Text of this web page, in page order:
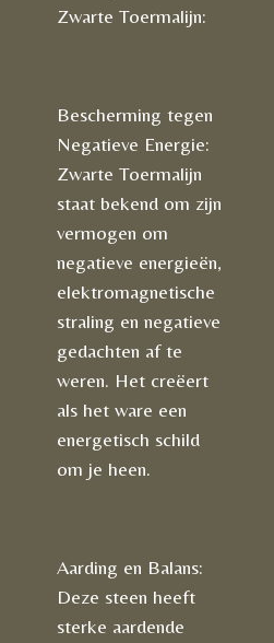
Zwarte Toermalijn:
Bescherming tegen
Negatieve Energie:
Zwarte Toermalijn
staat bekend om zijn
vermogen om
negatieve energieën,
elektromagnetische
straling en negatieve
gedachten af te
weren. Het creëert
als het ware een
energetisch schild
om je heen.
Aarding en Balans:
Deze steen heeft
sterke aardende